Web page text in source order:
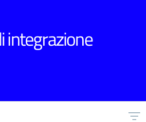
integrazione